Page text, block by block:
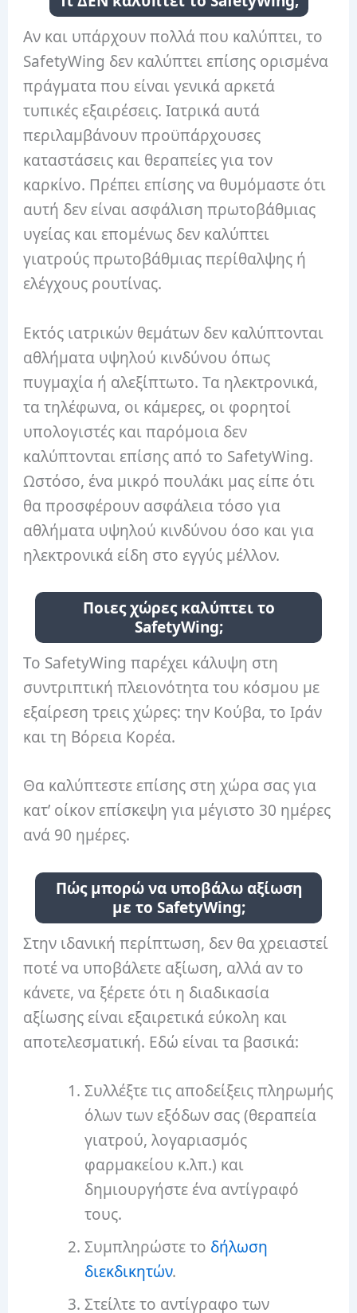
Αν και υπάρχουν πολλά που καλύπτει, το
SafetyWing δεν καλύπτει επίσης ορισμένα
πράγματα που είναι γενικά αρκετά
τυπικές εξαιρέσεις. Ιατρικά αυτά
περιλαμβάνουν προϋπάρχουσες
καταστάσεις και θεραπείες για τον
καρκίνο. Πρέπει επίσης να θυμόμαστε ότι
αυτή δεν είναι ασφάλιση πρωτοβάθμιας
υγείας και επομένως δεν καλύπτει
γιατρούς πρωτοβάθμιας περίθαλψης ή
ελέγχους ρουτίνας.
Εκτός ιατρικών θεμάτων δεν καλύπτονται
αθλήματα υψηλού κινδύνου όπως
πυγμαχία ή αλεξίπτωτο. Τα ηλεκτρονικά,
τα τηλέφωνα, οι κάμερες, οι φορητοί
υπολογιστές και παρόμοια δεν
καλύπτονται επίσης από το SafetyWing.
Ωστόσο, ένα μικρό πουλάκι μας είπε ότι
θα προσφέρουν ασφάλεια τόσο για
αθλήματα υψηλού κινδύνου όσο και για
ηλεκτρονικά είδη στο εγγύς μέλλον.
Ποιες χώρες καλύπτει το
SafetyWing;
Το SafetyWing παρέχει κάλυψη στη
συντριπτική πλειονότητα του κόσμου με
εξαίρεση τρεις χώρες: την Κούβα, το Ιράν
και τη Βόρεια Κορέα.
Θα καλύπτεστε επίσης στη χώρα σας για
κατ’ οίκον επίσκεψη για μέγιστο 30 ημέρες
ανά 90 ημέρες.
Πώς μπορώ να υποβάλω αξίωση
με το SafetyWing;
Στην ιδανική περίπτωση, δεν θα χρειαστεί
ποτέ να υποβάλετε αξίωση, αλλά αν το
κάνετε, να ξέρετε ότι η διαδικασία
αξίωσης είναι εξαιρετικά εύκολη και
αποτελεσματική. Εδώ είναι τα βασικά:
Συλλέξτε τις αποδείξεις πληρωμής
όλων των εξόδων σας (θεραπεία
γιατρού, λογαριασμός
φαρμακείου κ.λπ.) και
δημιουργήστε ένα αντίγραφό
τους.
Συμπληρώστε το δήλωση
διεκδικητών.
Στείλτε το αντίγραφο των